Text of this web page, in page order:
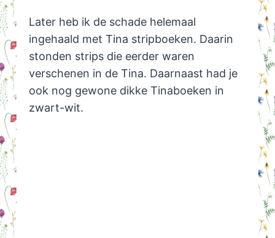
Later heb ik de schade helemaal
ingehaald met Tina stripboeken. Daarin
stonden strips die eerder waren
verschenen in de Tina. Daarnaast had je
ook nog gewone dikke Tinaboeken in
zwart-wit.